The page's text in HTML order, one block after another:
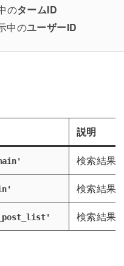
のタームID
中のユーザーID
説明
検索結果
検索結果
検索結果